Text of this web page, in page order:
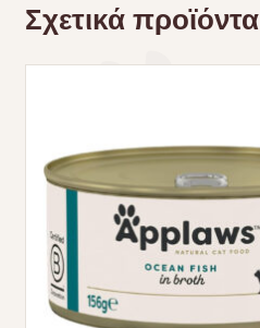
Σχετικά προϊόντα